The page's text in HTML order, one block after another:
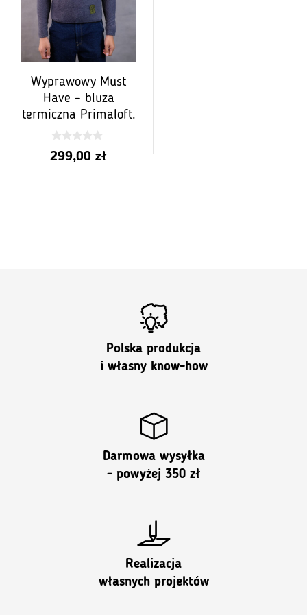
Wyprawowy Must
Have – bluza
termiczna Primaloft.
0
z
299,00 zł
Polska produkcja
i własny know-how
Darmowa wysyłka
- powyżej 350 zł
Realizacja
własnych projektów